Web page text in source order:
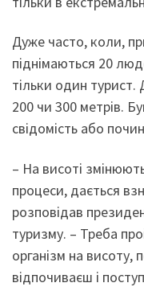
Дуже часто, коли,
піднімаються 20
тільки один
200 чи 300 метрів.
свідомість або
– На висоті
процеси, дається
розповідав
туризму. – Треба
організм на висоту,
відпочиваєш і